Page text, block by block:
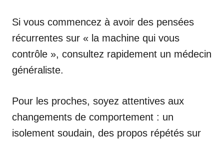
Si vous commencez à avoir des pensées
récurrentes sur « la machine qui vous
contrôle », consultez rapidement un médecin
généraliste.
Pour les proches, soyez attentives aux
changements de comportement : un
isolement soudain, des propos répétés sur